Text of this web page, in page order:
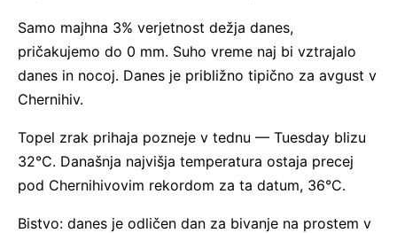
Samo majhna 3% verjetnost dežja danes,
pričakujemo do 0 mm. Suho vreme naj bi vztrajalo
danes in nocoj. Danes je približno tipično za avgust v
Chernihiv.
Topel zrak prihaja pozneje v tednu — Tuesday blizu
32°C. Današnja najvišja temperatura ostaja precej
pod Chernihivovim rekordom za ta datum, 36°C.
Bistvo: danes je odličen dan za bivanje na prostem v